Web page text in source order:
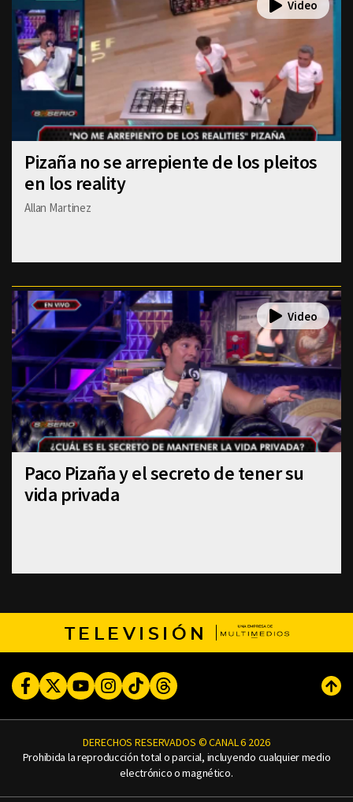
Pizaña no se arrepiente de los pleitos
en los reality
Allan Martinez
Paco Pizaña y el secreto de tener su
vida privada
TELEVISIÓN
FacebookTwitterYoutubeInstagram
TikTokThreads
DERECHOS RESERVADOS © CANAL 6 2026
Prohibida la reproducción total o parcial, incluyendo cualquier medio
electrónico o magnético.